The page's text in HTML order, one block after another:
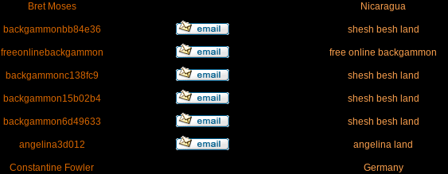
Bret Moses Nicaragua
backgammonbb84e36 shesh besh land
freeonlinebackgammon free online backgammon
backgammonc138fc9 shesh besh land
backgammon15b02b4 shesh besh land
backgammon6d49633 shesh besh land
angelina3d012 angelina land
Constantine Fowler Germany